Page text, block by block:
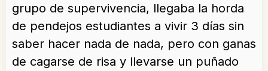
grupo de supervivencia, llegaba la horda
de pendejos estudiantes a vivir 3 días sin
saber hacer nada de nada, pero con ganas
de cagarse de risa y llevarse un puñado